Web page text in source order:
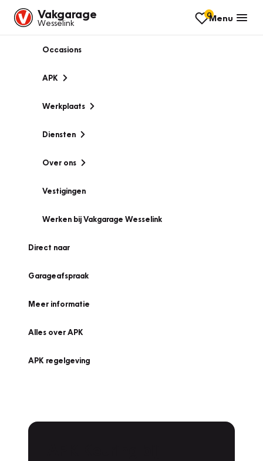
Vakgarage
Wesselink
0Menu
Occasions
APK
Werkplaats
Diensten
Over ons
Vestigingen
Werken bij Vakgarage Wesselink
Direct naar
Garageafspraak
Meer informatie
Alles over APK
APK regelgeving